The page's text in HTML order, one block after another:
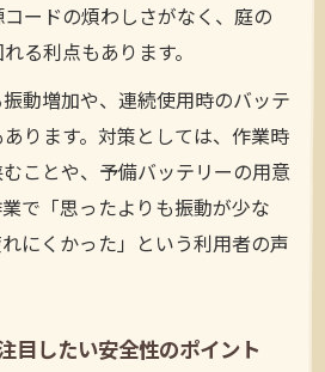
ドレスの草刈り機活用ポイン
見！軽量草刈りの安全対策
叶える軽量草刈り術
で実現する安全な作業環境
の快適さを高める軽量化の工
ードの煩わしさがなく、庭の
る利点もあります。
動増加や、連続使用時のバッテ
ります。対策としては、作業時
ことや、予備バッテリーの用意
で「思ったよりも振動が少な
にくかった」という利用者の声
目したい安全性のポイント